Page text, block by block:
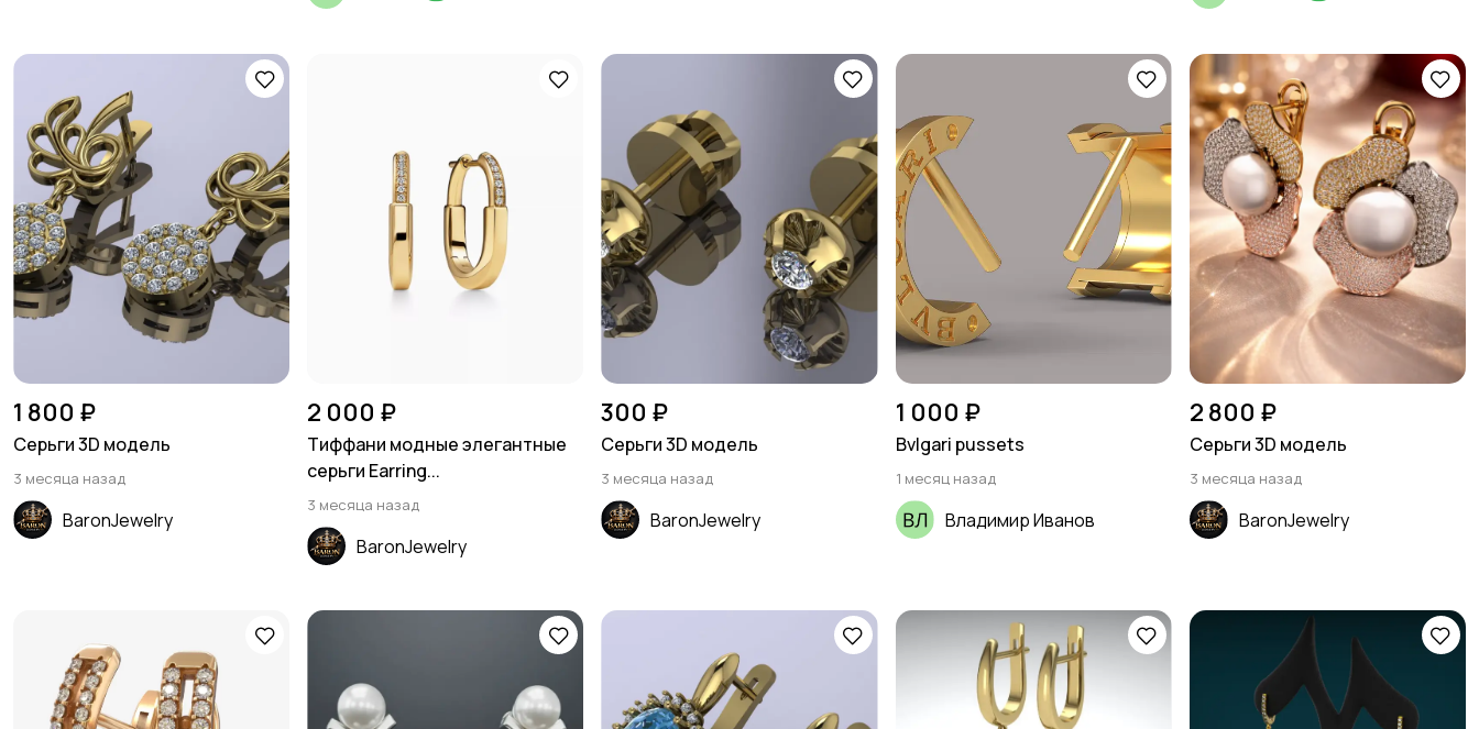
1 800 ₽
Серьги 3D модель
3 месяца назад
BaronJewelry
2 000 ₽
Тиффани модные элегантные
серьги Earring...
3 месяца назад
BaronJewelry
300 ₽
Серьги 3D модель
3 месяца назад
BaronJewelry
1 000 ₽
Bvlgari pussets
1 месяц назад
Владимир Иванов
2 800 ₽
Серьги 3D модель
3 месяца назад
BaronJewelry